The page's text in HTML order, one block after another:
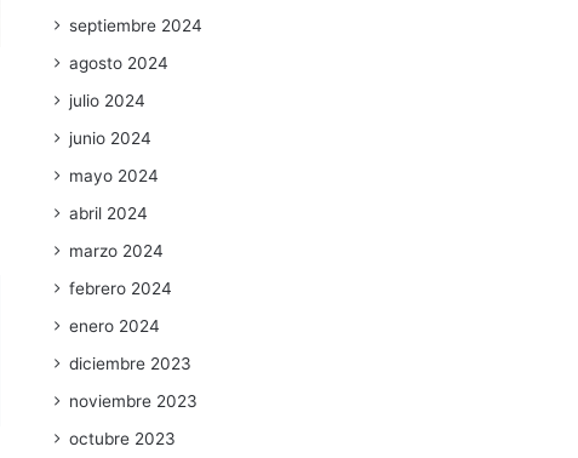
septiembre 2024
agosto 2024
julio 2024
junio 2024
mayo 2024
abril 2024
marzo 2024
febrero 2024
enero 2024
diciembre 2023
noviembre 2023
octubre 2023